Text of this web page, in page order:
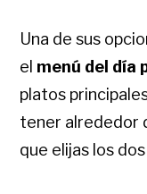
Una de sus
el menú del día
platos
tener alrededor
que elijas los